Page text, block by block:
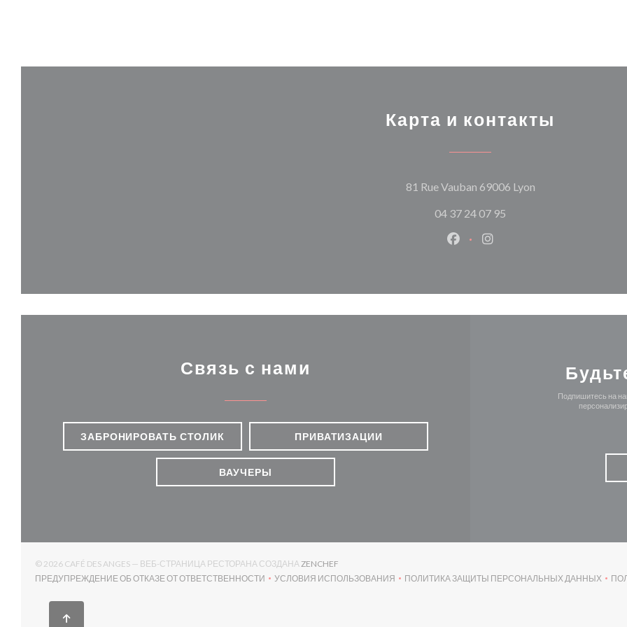
Карта и контакты
81 Rue Vauban 69006 Lyon((открывается в
04 37 24 07 95
Facebook ((открывается в
Instagram ((открывается
Связь с нами
ЗАБРОНИРОВАТЬ СТОЛИК ПРИВАТИЗАЦИИ
ВАУЧЕРЫ
Подпишитесь на
© 2026 CAFÉ DES ANGES — ВЕБ-СТРАНИЦА РЕСТОРАНА СОЗДАНАZENCHEF
ПРЕДУПРЕЖДЕНИЕ ОБ ОТКАЗЕ ОТ ОТВЕТСТВЕННОСТИ
((ОТКРЫВАЕТСЯ В НОВОМ ОКНЕ))
УСЛОВИЯ ИСПОЛЬЗОВАНИЯ
((ОТКРЫВАЕТСЯ В НОВОМ ОКНЕ))
ПОЛИТИКА ЗАЩИТЫ ПЕРСОНАЛЬНЫХ ДАННЫХ
((ОТКРЫВАЕТСЯ В НОВОМ